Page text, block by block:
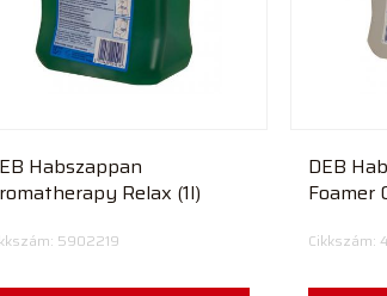
Habszappan
Relax (1l)
5902219
DEB
Foamer
Cikkszám: